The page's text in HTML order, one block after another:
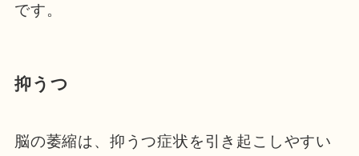
です。
抑うつ
脳の萎縮は、抑うつ症状を引き起こしやすい